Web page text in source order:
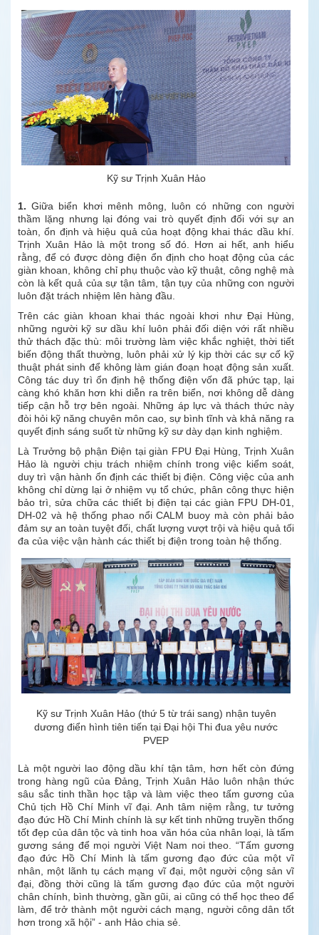
Kỹ sư Trịnh Xuân Hảo
1. Giữa biển khơi mênh mông, luôn có những con người
thầm lặng nhưng lại đóng vai trò quyết định đối với sự an
toàn, ổn định và hiệu quả của hoạt động khai thác dầu khí.
Trịnh Xuân Hảo là một trong số đó. Hơn ai hết, anh hiểu
rằng, để có được dòng điện ổn định cho hoạt động của các
giàn khoan, không chỉ phụ thuộc vào kỹ thuật, công nghệ mà
còn là kết quả của sự tận tâm, tận tụy của những con người
luôn đặt trách nhiệm lên hàng đầu.
Trên các giàn khoan khai thác ngoài khơi như Đại Hùng,
những người kỹ sư dầu khí luôn phải đối diện với rất nhiều
thử thách đặc thù: môi trường làm việc khắc nghiệt, thời tiết
biến động thất thường, luôn phải xử lý kịp thời các sự cố kỹ
thuật phát sinh để không làm gián đoạn hoạt động sản xuất.
Công tác duy trì ổn định hệ thống điện vốn đã phức tạp, lại
càng khó khăn hơn khi diễn ra trên biển, nơi không dễ dàng
tiếp cận hỗ trợ bên ngoài. Những áp lực và thách thức này
đòi hỏi kỹ năng chuyên môn cao, sự bình tĩnh và khả năng ra
quyết định sáng suốt từ những kỹ sư dày dạn kinh nghiệm.
Là Trưởng bộ phận Điện tại giàn FPU Đại Hùng, Trịnh Xuân
Hảo là người chịu trách nhiệm chính trong việc kiểm soát,
duy trì vận hành ổn định các thiết bị điện. Công việc của anh
không chỉ dừng lại ở nhiệm vụ tổ chức, phân công thực hiện
bảo trì, sửa chữa các thiết bị điện tại các giàn FPU DH-01,
DH-02 và hệ thống phao nổi CALM buoy mà còn phải bảo
đảm sự an toàn tuyệt đối, chất lượng vượt trội và hiệu quả tối
đa của việc vận hành các thiết bị điện trong toàn hệ thống.
Kỹ sư Trịnh Xuân Hảo (thứ 5 từ trái sang) nhận tuyên
dương điển hình tiên tiến tại Đại hội Thi đua yêu nước
PVEP
Là một người lao động dầu khí tận tâm, hơn hết còn đứng
trong hàng ngũ của Đảng, Trịnh Xuân Hảo luôn nhận thức
sâu sắc tinh thần học tập và làm việc theo tấm gương của
Chủ tịch Hồ Chí Minh vĩ đại. Anh tâm niệm rằng, tư tưởng
đạo đức Hồ Chí Minh chính là sự kết tinh những truyền thống
tốt đẹp của dân tộc và tinh hoa văn hóa của nhân loại, là tấm
gương sáng để mọi người Việt Nam noi theo. “Tấm gương
đạo đức Hồ Chí Minh là tấm gương đạo đức của một vĩ
nhân, một lãnh tụ cách mạng vĩ đại, một người cộng sản vĩ
đại, đồng thời cũng là tấm gương đạo đức của một người
chân chính, bình thường, gần gũi, ai cũng có thể học theo để
làm, để trở thành một người cách mạng, người công dân tốt
hơn trong xã hội” - anh Hảo chia sẻ.